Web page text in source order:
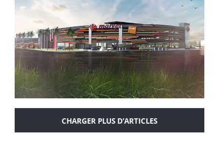
CONSTRUCTION D’UN
SUPERMARCHE « LIDL »
CHARGER PLUS D’ARTICLES